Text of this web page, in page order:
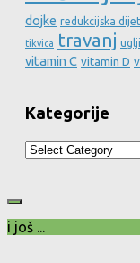
dojke redukcijska
tikvica travanj
vitamin C vitamin D
Kategorije
Kategorije
i još ...